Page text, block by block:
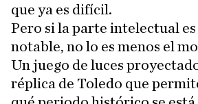
que ya es difícil.
Pero si la parte intelectual
notable, no lo es menos el
Un juego de luces
réplica de Toledo que